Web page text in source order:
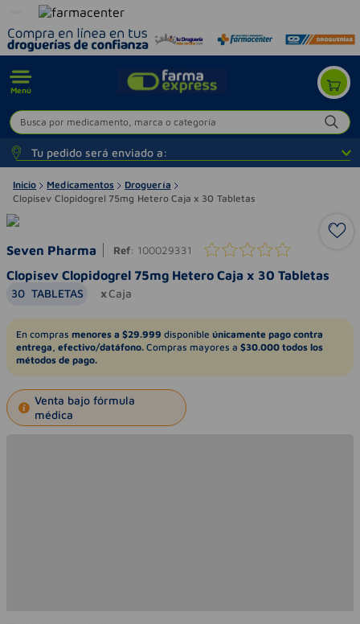
Menú
Busca por medicamento, marca o categoría
Tu pedido será enviado a:
Inicio Medicamentos
Droguería
Clopisev Clopidogrel 75mg Hetero Caja x 30 Tabletas
Seven Pharma Ref: 100029331
Clopisev Clopidogrel 75mg Hetero Caja x 30 Tabletas
30 TABLETAS Caja
En compras menores a $29.999 disponible únicamente pago contra
entrega, efectivo/datáfono. Compras mayores a $30.000 todos los
métodos de pago.
Venta bajo fórmula
médica